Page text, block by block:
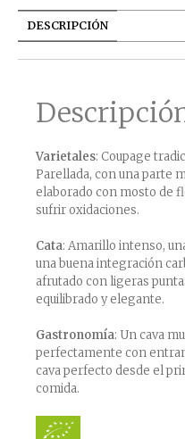
DESCRIPCIÓN
Varietales: Coupage
Parellada, con una parte
elaborado con mosto de
sufrir oxidaciones.
Cata: Amarillo intenso,
una buena integración
afrutado con ligeras
equilibrado y elegante.
Gastronomía: Un cava
perfectamente con
cava perfecto desde el
comida.